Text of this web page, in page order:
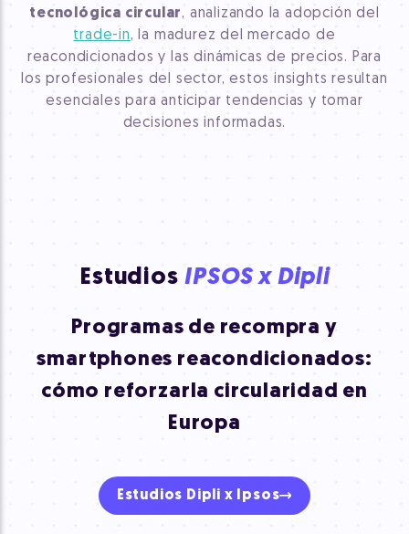
tecnológica circular, analizando la adopción del
trade-in, la madurez del mercado de
reacondicionados y las dinámicas de precios. Para
los profesionales del sector, estos insights resultan
esenciales para anticipar tendencias y tomar
decisiones informadas.
Estudios IPSOS x Dipli
Programas de recompra y
smartphones reacondicionados:
cómo reforzarla circularidad en
Europa
Estudios Dipli x Ipsos